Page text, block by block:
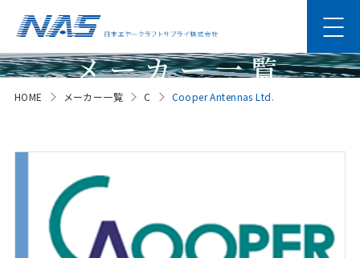
メーカー一覧
Manufacturer
HOME メーカー一覧 C Cooper Antennas Ltd.